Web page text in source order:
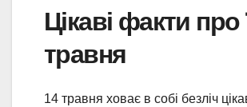
Цікаві факти про
травня
14 травня ховає в собі безліч